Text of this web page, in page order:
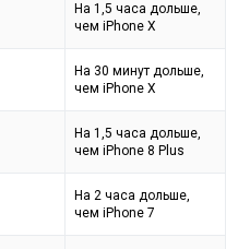
На 1,5 часа дольше,
чем iPhone X
На 30 минут дольше,
чем iPhone X
На 1,5 часа дольше,
чем iPhone 8 Plus
На 2 часа дольше,
чем iPhone 7